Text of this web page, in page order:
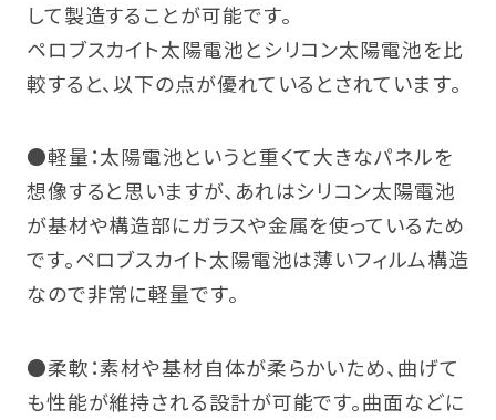
して製造することが可能です。
ペロブスカイト太陽電池とシリコン太陽電池を比
較すると、以下の点が優れているとされています。
●軽量：太陽電池というと重くて大きなパネルを
想像すると思いますが、あれはシリコン太陽電池
が基材や構造部にガラスや金属を使っているため
です。ペロブスカイト太陽電池は薄いフィルム構造
なので非常に軽量です。
●柔軟：素材や基材自体が柔らかいため、曲げて
も性能が維持される設計が可能です。曲面などに